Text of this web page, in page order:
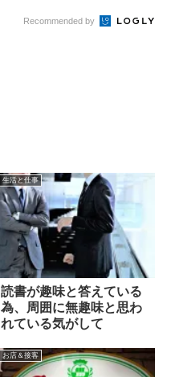
Recommended by
生活と仕事
読書が趣味と答えている
為、周囲に無趣味と思わ
れている気がして
お店＆接客